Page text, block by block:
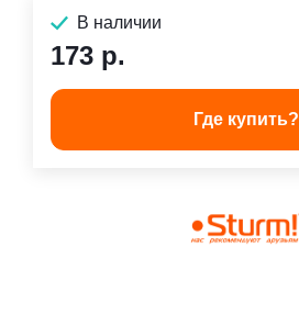
В наличии
173 р.
Где купить?